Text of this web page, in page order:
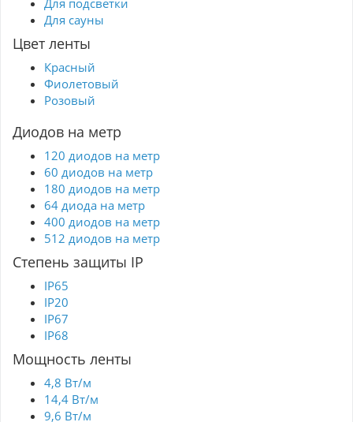
специально указанных местах
С помощью ленты можно подобрать любой
Для сауны
Цвет ленты
Красный
Фиолетовый
Розовый
Диодов на метр
120 диодов на метр
60 диодов на метр
180 диодов на метр
64 диода на метр
400 диодов на метр
512 диодов на метр
Степень защиты IP
IP65
IP20
IP67
IP68
Мощность ленты
4,8 Вт/м
14,4 Вт/м
9,6 Вт/м